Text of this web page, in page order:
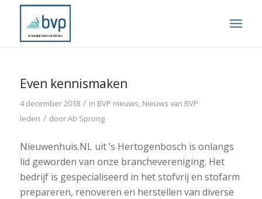
Even kennismaken
4 december 2018 / in BVP nieuws, Nieuws van BVP
leden / doorAb Sprong
Nieuwenhuis.NL uit ’s Hertogenbosch is onlangs
lid geworden van onze branchevereniging. Het
bedrijf is gespecialiseerd in het stofvrij en stofarm
prepareren, renoveren en herstellen van diverse